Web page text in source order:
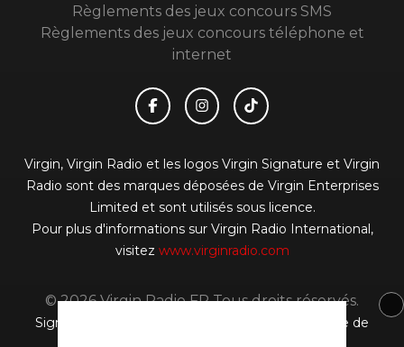
Règlements des jeux concours SMS
Règlements des jeux concours téléphone et
internet
Virgin, Virgin Radio et les logos Virgin Signature et Virgin
Radio sont des marques déposées de Virgin Enterprises
Limited et sont utilisés sous licence.
Pour plus d'informations sur Virgin Radio International,
visitez www.virginradio.com
© 2026 Virgin Radio FR Tous droits réservés.
Signaler un contenu
Politique de